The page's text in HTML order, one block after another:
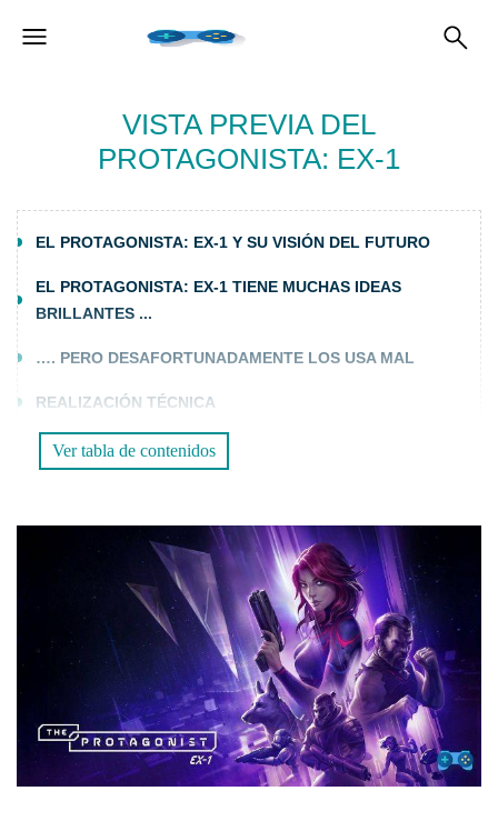
VISTA PREVIA DEL
PROTAGONISTA: EX-1
EL PROTAGONISTA: EX-1 Y SU VISIÓN DEL FUTURO
EL PROTAGONISTA: EX-1 TIENE MUCHAS IDEAS
BRILLANTES ...
…. PERO DESAFORTUNADAMENTE LOS USA MAL
REALIZACIÓN TÉCNICA
COMENTARIO FINAL
Ver tabla de contenidos